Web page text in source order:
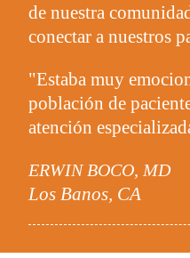
de nuestra
conectar a nuestros
"Estaba muy
población de
atención
ERWIN BOCO, MD
Los Banos, CA